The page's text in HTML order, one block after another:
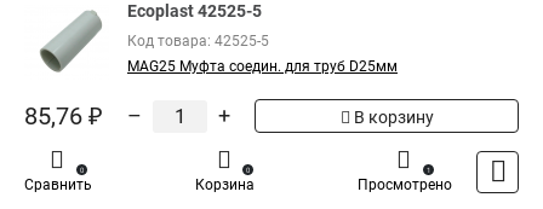
Ecoplast 42525-5
Код товара: 42525-5
MAG25 Муфта соедин. для труб D25мм
85,76 ₽ – + В корзину
Сравнить
0
Корзина
0
Просмотрено
1